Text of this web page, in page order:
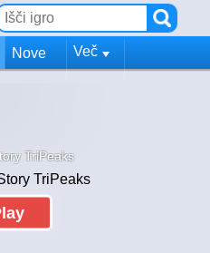
Nove Več
TriPeaks